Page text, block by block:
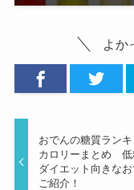
よか
おでんの糖質ランキ
カロリーまとめ 低
ダイエット向きな
ご紹介！